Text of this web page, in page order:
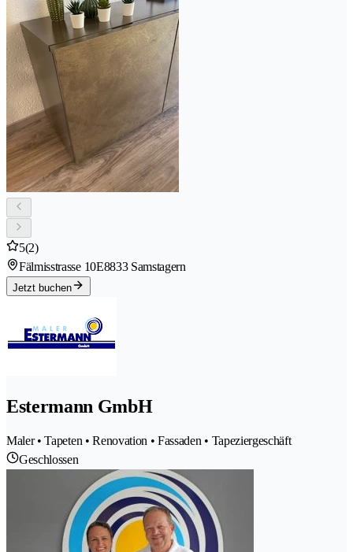
5(2)
Fälmisstrasse 10E8833 Samstagern
Jetzt buchen
Estermann GmbH
Maler • Tapeten • Renovation • Fassaden • Tapeziergeschäft
Geschlossen